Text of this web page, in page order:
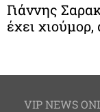
Γιάννης
έχει
VIP NEWS